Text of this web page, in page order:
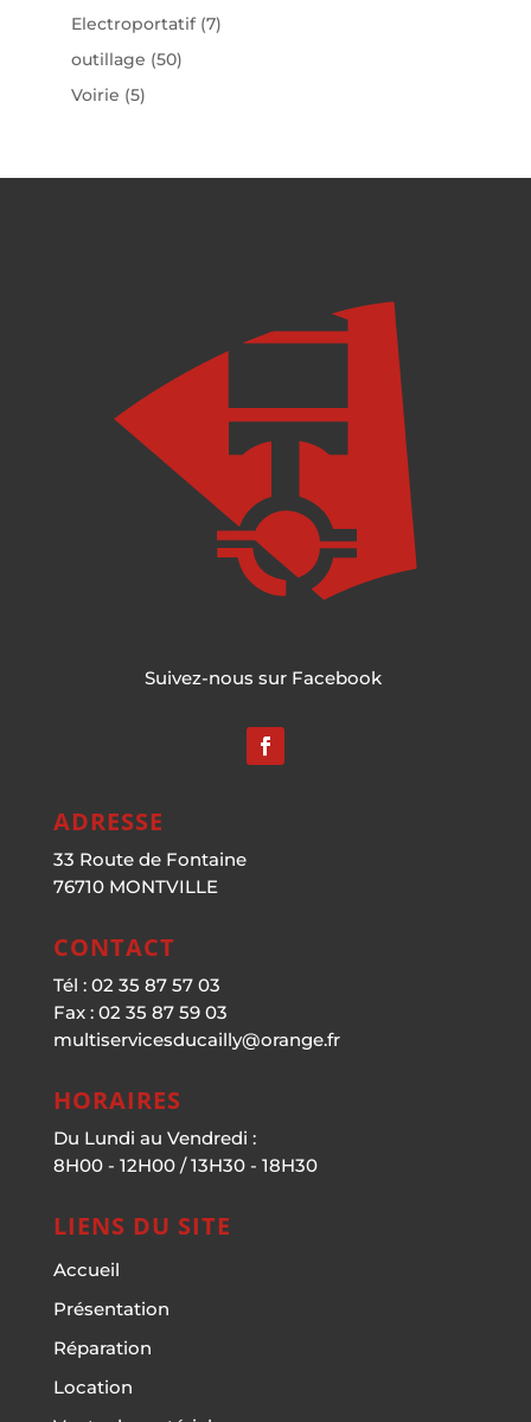
Electroportatif (7)
outillage (50)
Voirie (5)
Suivez-nous sur Facebook
ADRESSE
33 Route de Fontaine
76710 MONTVILLE
CONTACT
Tél : 02 35 87 57 03
Fax : 02 35 87 59 03
multiservicesducailly@orange.fr
HORAIRES
Du Lundi au Vendredi :
8H00 - 12H00 / 13H30 - 18H30
LIENS DU SITE
Accueil
Présentation
Réparation
Location